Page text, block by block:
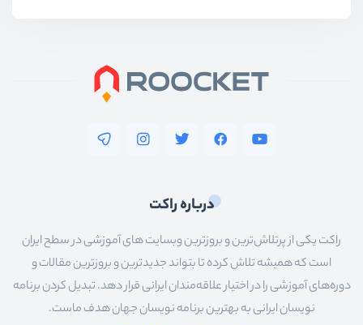
درباره راکت
راکت یکی از پرتلاش‌ترین و بروزترین وبسایت های آموزشی در سطح ایران
است که همیشه تلاش کرده تا بتواند جدیدترین و بروزترین مقالات و
دوره‌های آموزشی را در اختیار علاقه‌مندان ایرانی قرار دهد. تبدیل کردن برنامه
نویسان ایرانی به بهترین برنامه نویسان جهان هدف ماست.